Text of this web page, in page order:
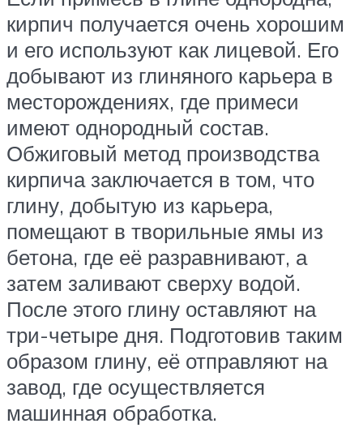
кирпич получается очень хорошим
и его используют как лицевой. Его
добывают из глиняного карьера в
месторождениях, где примеси
имеют однородный состав.
Обжиговый метод производства
кирпича заключается в том, что
глину, добытую из карьера,
помещают в творильные ямы из
бетона, где её разравнивают, а
затем заливают сверху водой.
После этого глину оставляют на
три-четыре дня. Подготовив таким
образом глину, её отправляют на
завод, где осуществляется
машинная обработка.